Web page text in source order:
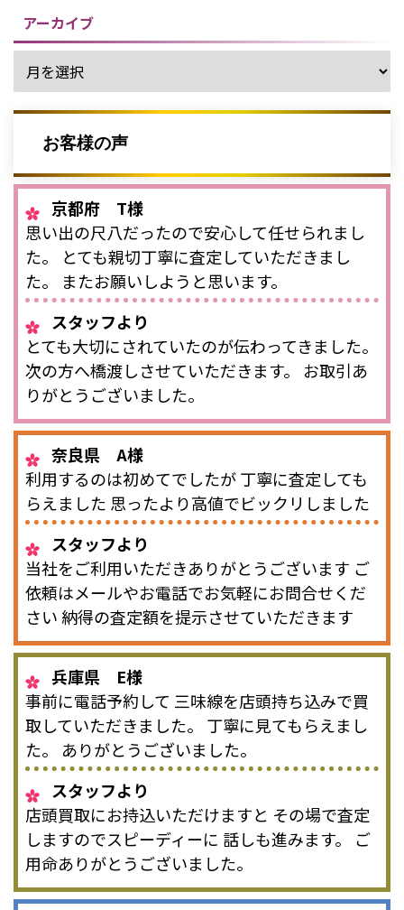
アーカイブ
お客様の声
京都府 T様
思い出の尺八だったので安心して任せられまし
た。 とても親切丁寧に査定していただきまし
た。 またお願いしようと思います。
スタッフより
とても大切にされていたのが伝わってきました。
次の方へ橋渡しさせていただきます。 お取引あ
りがとうございました。
奈良県 A様
利用するのは初めてでしたが 丁寧に査定しても
らえました 思ったより高値でビックリしました
スタッフより
当社をご利用いただきありがとうございます ご
依頼はメールやお電話でお気軽にお問合せくだ
さい 納得の査定額を提示させていただきます
兵庫県 E様
事前に電話予約して 三味線を店頭持ち込みで買
取していただきました。 丁寧に見てもらえまし
た。 ありがとうございました。
スタッフより
店頭買取にお持込いただけますと その場で査定
しますのでスピーディーに 話しも進みます。 ご
用命ありがとうございました。